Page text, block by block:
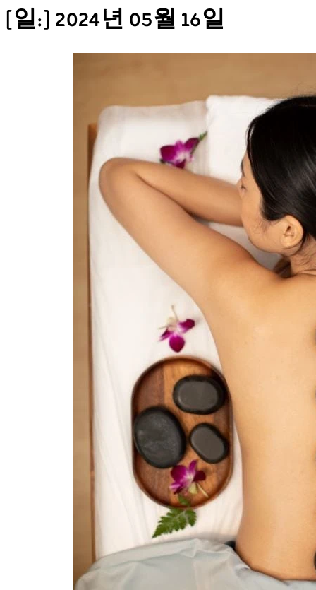
[일:] 2024년 05월 16일